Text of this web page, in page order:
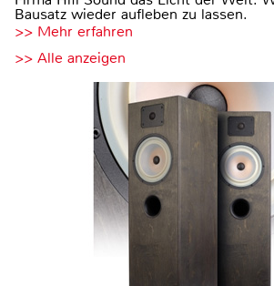
Bausatz wieder aufleben zu lassen.
>> Mehr erfahren
>> Alle anzeigen